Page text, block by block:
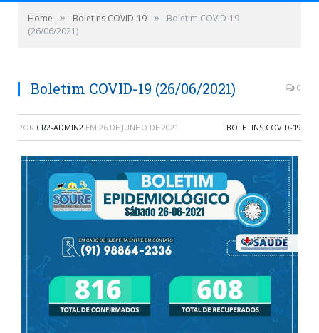
Home » Boletins COVID-19 »
Boletim COVID-19
(26/06/2021)
Boletim COVID-19 (26/06/2021) 0
POR CR2-ADMIN2 EM 26 DE JUNHO DE 2021 BOLETINS COVID-19